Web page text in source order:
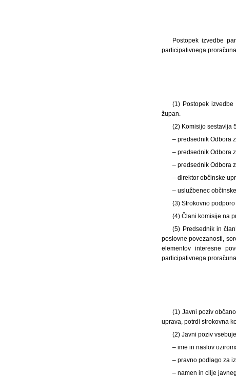
Postopek izvedbe
participativnega
(1) Postopek
župan.
(2) Komisijo sestavlja
– predsednik Odbora
– predsednik Odbora
– predsednik Odbora
– direktor občinske
– uslužbenec
(3) Strokovno
(4) Člani komisije na
(5) Predsednik in
poslovne povezanosti,
elementov interesne
participativnega
(1) Javni poziv
uprava, potrdi strokovna
(2) Javni poziv
– ime in naslov
– pravno podlago za
– namen in cilje